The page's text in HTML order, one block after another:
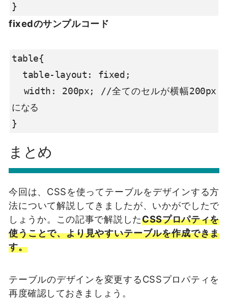
}
fixedのサンプルコード
table{
になる
}
まとめ
今回は、CSSを使ってテーブルをデザインする方
法について解説してきましたが、いかがでしたで
しょうか。この記事で解説したCSSプロパティを
使うことで、より見やすいテーブルを作成できま
す。
テーブルのデザインを変更するCSSプロパティを
再度確認しておきましょう。